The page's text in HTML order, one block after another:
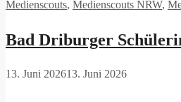
Medienscouts, Medienscouts NRW,
Bad Driburger
13. Juni 202613. Juni 2026